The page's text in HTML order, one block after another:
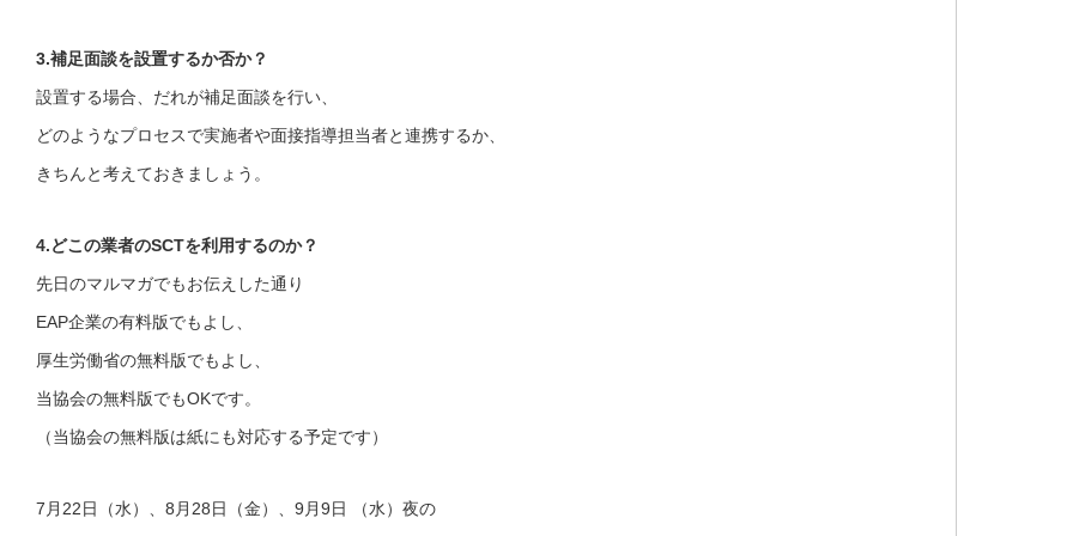
3.補足面談を設置するか否か？
設置する場合、だれが補足面談を行い、
どのようなプロセスで実施者や面接指導担当者と連携するか、
きちんと考えておきましょう。
4.どこの業者のSCTを利用するのか？
先日のマルマガでもお伝えした通り
EAP企業の有料版でもよし、
厚生労働省の無料版でもよし、
当協会の無料版でもOKです。
（当協会の無料版は紙にも対応する予定です）
7月22日（水）、8月28日（金）、9月9日 （水）夜の